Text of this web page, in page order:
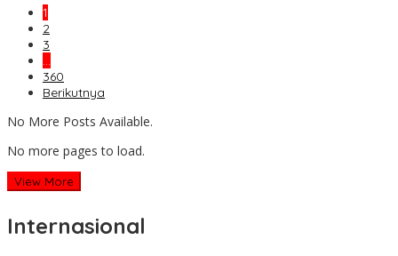
1
2
3
…
360
Berikutnya
No More Posts Available.
No more pages to load.
View More
Internasional